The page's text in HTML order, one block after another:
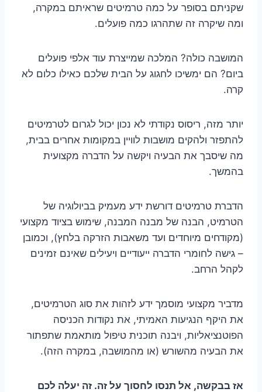
שקניתם בסופר על כמה טרמיטים שראיתם במקרה,
ומה שיקרה זה שתהרגו כמה פועלים.
המושבה כולה? המלכה שמייצרת עוד אלפי פועלים
ביום? הם ימשיכו לחגוג על הבית שלכם כאילו כלום לא
קרה.
יותר מזה, ריסוס נקודתי לא נכון יכול לגרום לטרמיטים
להתפזר ולהקים מושבות לוויין במקומות אחרים בבית,
מה שיסבך את הבעיה ויקשה על הדברה מקצועית
בהמשך.
הדברת טרמיטים דורשת ידע מעמיק בביולוגיה של
הטרמיט, הבנה של מבנה המבנה, שימוש בציוד מקצועי
(מקודחים מיוחדים ועד משאבות הזרקה בלחץ), וכמובן
– גישה לחומרי הדברה ייעודיים ויעילים שאינם זמינים
לקהל הרחב.
מדביר מקצועי מוסמך ידע לזהות את סוג הטרמיטים,
את היקף הנגיעות האמיתי, את נקודות הכניסה
הפוטנציאליות, ויבנה תוכנית טיפול מותאמת שתפתור
את הבעיה מהשורש (או מהמושבה, במקרה הזה).
אז בבקשה, אל תנסו לחסוך על זה. זה יעלה לכם